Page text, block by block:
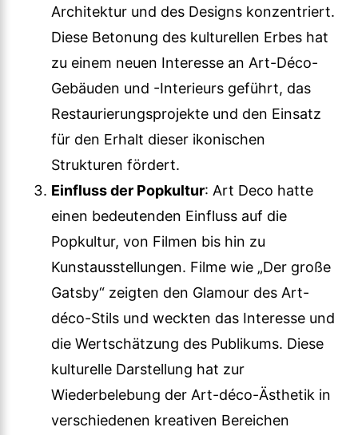
Architektur und des Designs konzentriert.
Diese Betonung des kulturellen Erbes hat
zu einem neuen Interesse an Art-Déco-
Gebäuden und -Interieurs geführt, das
Restaurierungsprojekte und den Einsatz
für den Erhalt dieser ikonischen
Strukturen fördert.
Einfluss der Popkultur: Art Deco hatte
einen bedeutenden Einfluss auf die
Popkultur, von Filmen bis hin zu
Kunstausstellungen. Filme wie „Der große
Gatsby“ zeigten den Glamour des Art-
déco-Stils und weckten das Interesse und
die Wertschätzung des Publikums. Diese
kulturelle Darstellung hat zur
Wiederbelebung der Art-déco-Ästhetik in
verschiedenen kreativen Bereichen